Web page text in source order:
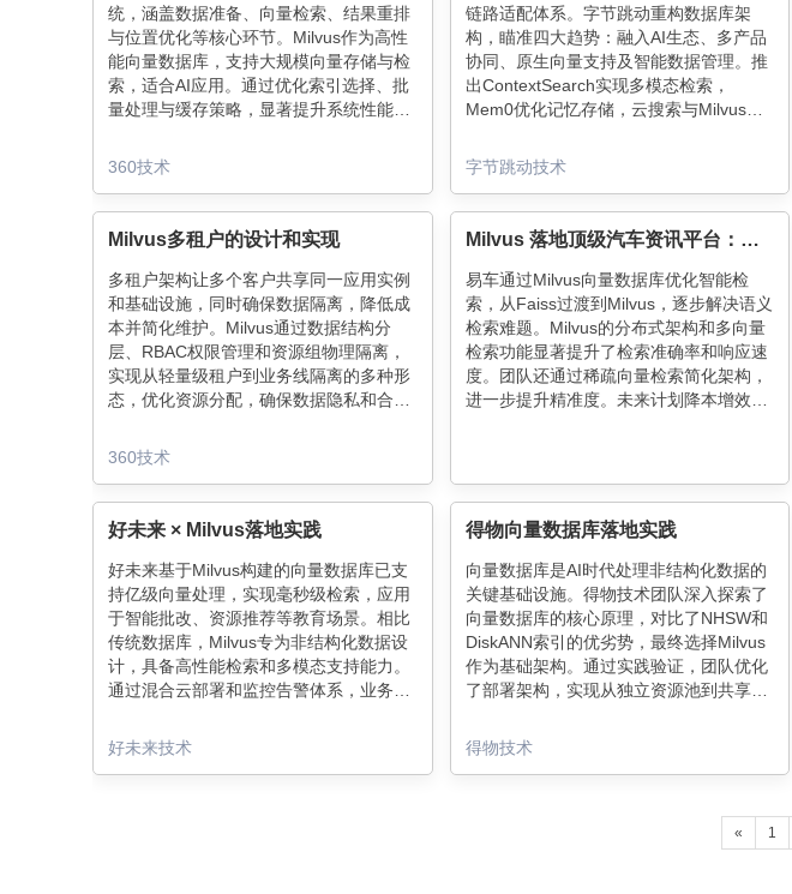
统，涵盖数据准备、向量检索、结果重排
与位置优化等核心环节。Milvus作为高性
能向量数据库，支持大规模向量存储与检
索，适合AI应用。通过优化索引选择、批
量处理与缓存策略，显著提升系统性能。
索准确性，生产环境中还需完善错误处理
与日志记录。
360技术
链路适配体系。字节跳动重构数据库架
构，瞄准四大趋势：融入AI生态、多产品
协同、原生向量支持及智能数据管理。推
出ContextSearch实现多模态检索，
Mem0优化记忆存储，云搜索与Milvus提
程，DBCopilot用自然语言操作数据库。
以易用、高效、低成本为核心，打造AI时
字节跳动技术
Milvus多租户的设计和实现
多租户架构让多个客户共享同一应用实例
和基础设施，同时确保数据隔离，降低成
本并简化维护。Milvus通过数据结构分
层、RBAC权限管理和资源组物理隔离，
实现从轻量级租户到业务线隔离的多种形
态，优化资源分配，确保数据隐私和合规
360技术
Milvus 落地顶级汽车资讯平台：如何支撑易车上亿用户的搜车需求？
易车通过Milvus向量数据库优化智能检
索，从Faiss过渡到Milvus，逐步解决语义
检索难题。Milvus的分布式架构和多向量
检索功能显著提升了检索准确率和响应速
度。团队还通过稀疏向量检索简化架构，
进一步提升精准度。未来计划降本增效、
好未来 × Milvus落地实践
好未来基于Milvus构建的向量数据库已支
持亿级向量处理，实现毫秒级检索，应用
于智能批改、资源推荐等教育场景。相比
传统数据库，Milvus专为非结构化数据设
计，具备高性能检索和多模态支持能力。
通过混合云部署和监控告警体系，业务稳
显。未来将持续优化备份恢复和性能问
题，深化技术赋能教育创新。
好未来技术
得物向量数据库落地实践
向量数据库是AI时代处理非结构化数据的
关键基础设施。得物技术团队深入探索了
向量数据库的核心原理，对比了NHSW和
DiskANN索引的优劣势，最终选择Milvus
作为基础架构。通过实践验证，团队优化
了部署架构，实现从独立资源池到共享资
务性能。同时分享了索引结构、搜索原理
等运维经验，为大规模向量数据管理提供
得物技术
« 1